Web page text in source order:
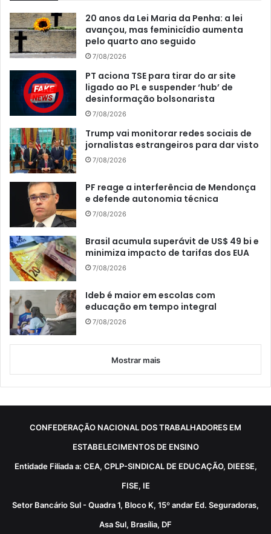
20 anos da Lei Maria da Penha: a lei
avançou, mas feminicídio aumenta
pelo quarto ano seguido
7/08/2026
PT aciona TSE para tirar do ar site
ligado ao PL e suspender ‘hub’ de
desinformação bolsonarista
7/08/2026
Trump vai monitorar redes sociais de
jornalistas estrangeiros para dar visto
7/08/2026
PF reage a interferência de Mendonça
e defende autonomia técnica
7/08/2026
Brasil acumula superávit de US$ 49 bi e
minimiza impacto de tarifas dos EUA
7/08/2026
Ideb é maior em escolas com
educação em tempo integral
7/08/2026
Mostrar mais
CONFEDERAÇÃO NACIONAL DOS TRABALHADORES EM
ESTABELECIMENTOS DE ENSINO
Entidade Filiada a: CEA, CPLP-SINDICAL DE EDUCAÇÃO, DIEESE,
FISE, IE
Setor Bancário Sul - Quadra 1, Bloco K, 15º andar Ed. Seguradoras,
Asa Sul, Brasília, DF